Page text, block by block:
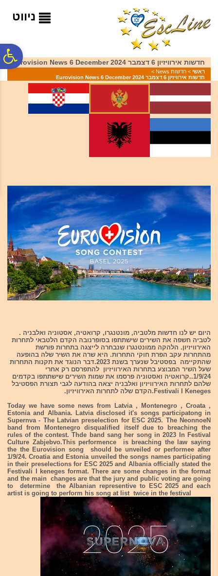
המרכזי
ניווט
חדשות אירוויזיון 6 דצמבר 2024 Eurovision News 6 December
ראשי > חדשות News
>
חדשות אירוויזיון 6 דצמבר 2024 Eurovision News 6 December
היום יש לנו חדשות מלטביה, מונטנגרו, קרואטיה, אסטוניה ואלבניה .
לטביה חשפה את השירים שישתתפו בסופרנובה הקדם הלטבאי לתחרות
האירוויזיון. הלהקה ממונטנגרו שנבחרה לייצגה בתחרות פורשת
מהתחרות עקב הפרת חוקי התחרות. היא שרה את השיר שלה בהופעה
שהתקיימה בפסטיבל שנערך בשנת 2023.דבר הנוגד את תקנות התחרות
שעל השיר המבוצע בתחרות האירוויזיון להתפרסם רק אחרי
1/9/24..קרואטיה ואסטוניה פרסמו את שמות השירים שישתתפו בקדמים
שלהם לתחרות האירוויזיון ואלבניה יצאה בהודעה לגבי תצורת הפסטיבל
Festivali I Keneges.הקדם שלה לתחרות האירוויזיון.
Today we have some news from Latvia , Montenegro , Croata ,
Estonia and Albania. Latvia disclosed it's songs participatong in
Supernva - The Latvian preselection for ESC 2025. The NeonnoeN
band from Montenegro disqualified itself due to breaching the
rules of the contest. Thde band sang her song in 2023 In Festival
Culture Zabjebvo.This performence is breaching the law saying
the the Eurovision song should be unveiled or performee after
1/9/24. Croatia and Estonia unveiled the songs names participating
in their preselections for ESC 2025 and Albania officially stated the
Festivali I keneges format. There are some changes in the format
and the main changes are that the jury and public voting are going
to determine the Albanian representive to ESC 2025 and each
artist is going to perform his song at list twice in the festival